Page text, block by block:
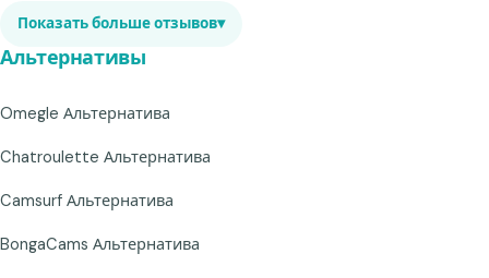
Показать больше отзывов▾
Альтернативы
Omegle Альтернатива
Chatroulette Альтернатива
Camsurf Альтернатива
BongaCams Альтернатива